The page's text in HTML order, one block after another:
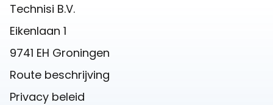
Technisi B.V.
Eikenlaan 1
9741 EH Groningen
Route beschrijving
Privacy beleid